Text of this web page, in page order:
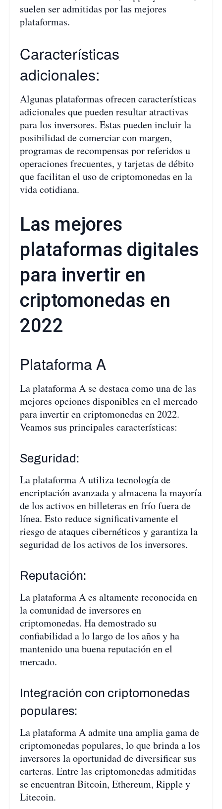
suelen ser admitidas por las mejores
plataformas.
Características
adicionales:
Algunas plataformas ofrecen características
adicionales que pueden resultar atractivas
para los inversores. Estas pueden incluir la
posibilidad de comerciar con margen,
programas de recompensas por referidos u
operaciones frecuentes, y tarjetas de débito
que facilitan el uso de criptomonedas en la
vida cotidiana.
Las mejores
plataformas digitales
para invertir en
criptomonedas en
2022
Plataforma A
La plataforma A se destaca como una de las
mejores opciones disponibles en el mercado
para invertir en criptomonedas en 2022.
Veamos sus principales características:
Seguridad:
La plataforma A utiliza tecnología de
encriptación avanzada y almacena la mayoría
de los activos en billeteras en frío fuera de
línea. Esto reduce significativamente el
riesgo de ataques cibernéticos y garantiza la
seguridad de los activos de los inversores.
Reputación:
La plataforma A es altamente reconocida en
la comunidad de inversores en
criptomonedas. Ha demostrado su
confiabilidad a lo largo de los años y ha
mantenido una buena reputación en el
mercado.
Integración con criptomonedas
populares:
La plataforma A admite una amplia gama de
criptomonedas populares, lo que brinda a los
inversores la oportunidad de diversificar sus
carteras. Entre las criptomonedas admitidas
se encuentran Bitcoin, Ethereum, Ripple y
Litecoin.